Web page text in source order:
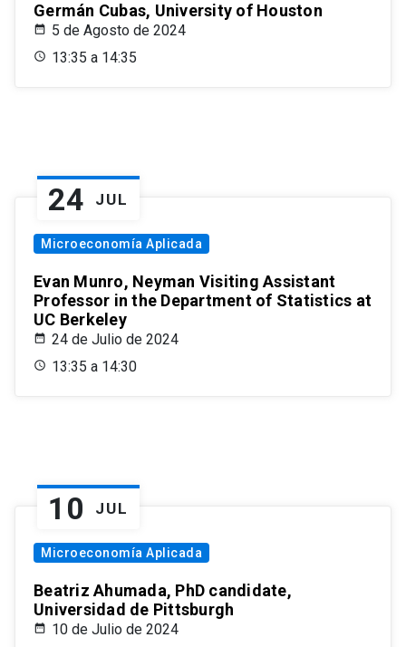
Germán Cubas, University of Houston
5 de Agosto de 2024
13:35 a 14:35
24 JUL
Microeconomía Aplicada
Evan Munro, Neyman Visiting Assistant
Professor in the Department of Statistics at
UC Berkeley
24 de Julio de 2024
13:35 a 14:30
10 JUL
Microeconomía Aplicada
Beatriz Ahumada, PhD candidate,
Universidad de Pittsburgh
10 de Julio de 2024